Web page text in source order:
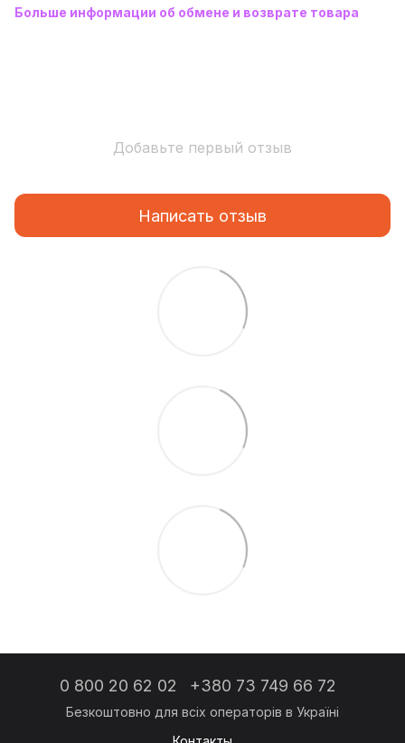
Больше информации об обмене и возврате товара
Добавьте первый отзыв
Написать отзыв
0 800 20 62 02 +380 73 749 66 72